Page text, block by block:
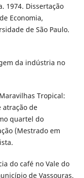
1974. Dissertação
Economia,
de São Paulo.
da indústria no
Tropical:
atração de
quartel do
(Mestrado em
do café no Vale do
de Vassouras.